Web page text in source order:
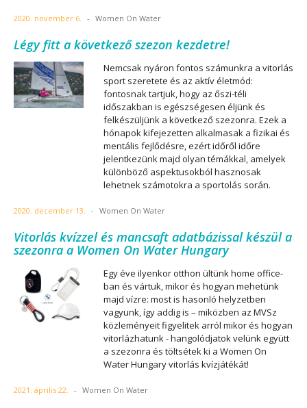
2020. november 6. - Women On Water
Légy fitt a következő szezon kezdetre!
Nemcsak nyáron fontos számunkra a vitorlás
sport szeretete és az aktív életmód:
fontosnak tartjuk, hogy az őszi-téli
időszakban is egészségesen éljünk és
felkészüljünk a következő szezonra. Ezek a
hónapok kifejezetten alkalmasak a fizikai és
mentális fejlődésre, ezért időről időre
jelentkezünk majd olyan témákkal, amelyek
különböző aspektusokból hasznosak
lehetnek számotokra a sportolás során.
2020. december 13. - Women On Water
Vitorlás kvízzel és mancsaft adatbázissal készül a
szezonra a Women On Water Hungary
Egy éve ilyenkor otthon ültünk home office-
ban és vártuk, mikor és hogyan mehetünk
majd vízre: most is hasonló helyzetben
vagyunk, így addig is – miközben az MVSz
közleményeit figyelitek arról mikor és hogyan
vitorlázhatunk - hangolódjatok velünk együtt
a szezonra és töltsétek ki a Women On
Water Hungary vitorlás kvízjátékát!
2021. április 22. - Women On Water